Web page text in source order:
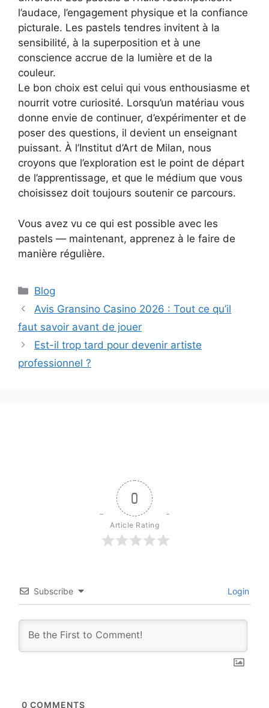
l’audace, l’engagement physique et la confiance
picturale. Les pastels tendres invitent à la
sensibilité, à la superposition et à une
conscience accrue de la lumière et de la
couleur.
Le bon choix est celui qui vous enthousiasme et
nourrit votre curiosité. Lorsqu’un matériau vous
donne envie de continuer, d’expérimenter et de
poser des questions, il devient un enseignant
puissant. À l’Institut d’Art de Milan, nous
croyons que l’exploration est le point de départ
de l’apprentissage, et que le médium que vous
choisissez doit toujours soutenir ce parcours.
Vous avez vu ce qui est possible avec les
pastels — maintenant, apprenez à le faire de
manière régulière.
Catégories
Blog
Avis Gransino Casino 2026 : Tout ce qu’il
faut savoir avant de jouer
Est-il trop tard pour devenir artiste
professionnel ?
0
Article Rating
Subscribe Login
0 COMMENTS